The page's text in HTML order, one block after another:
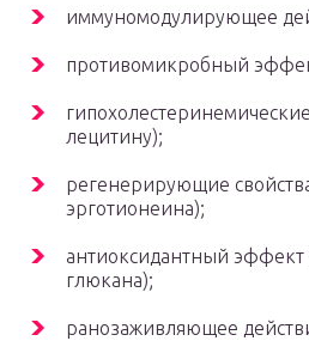
иммуномодулирующее
противомикробный
лецитину);
регенерирующие
эрготионеина);
антиоксидантный эффект
глюкана);
ранозаживляющее